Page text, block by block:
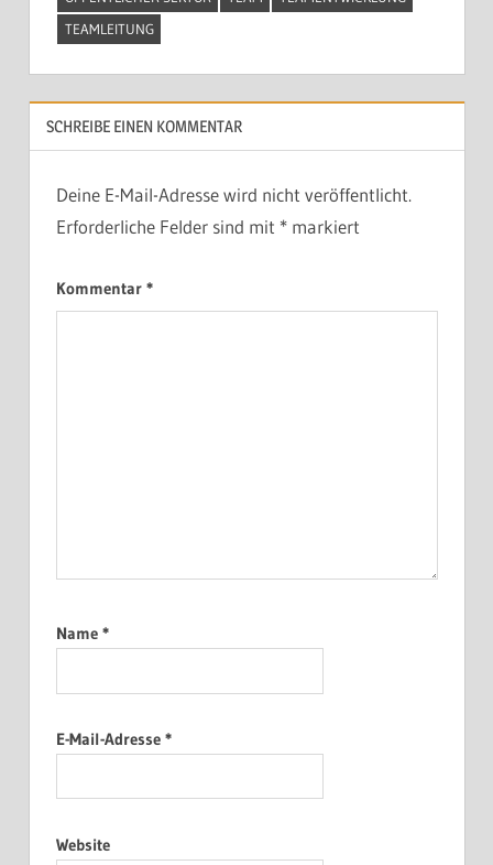
TEAMLEITUNG
SCHREIBE EINEN KOMMENTAR
Deine E-Mail-Adresse wird nicht veröffentlicht.
Erforderliche Felder sind mit *markiert
Kommentar *
Name *
E-Mail-Adresse *
Website